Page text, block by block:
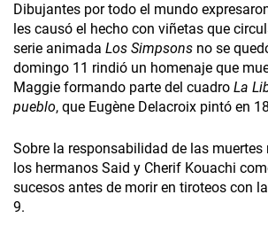
Dibujantes por todo el mundo
les causó el hecho con viñetas que
serie animada Los Simpsons no se
domingo 11 rindió un homenaje que
Maggie formando parte del cuadro La
pueblo, que Eugène Delacroix pintó en
Sobre la responsabilidad de las muertes
los hermanos Said y Cherif Kouachi
sucesos antes de morir en tiroteos con
9.